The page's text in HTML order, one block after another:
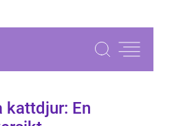
kattdjur: En